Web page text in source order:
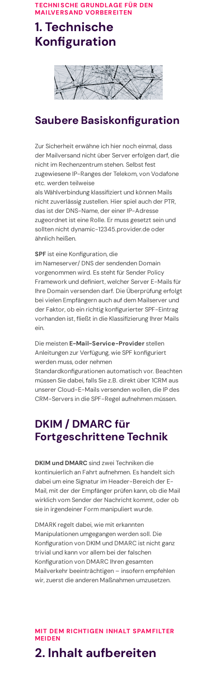
TECHNISCHE GRUNDLAGE FÜR DEN
MAILVERSAND VORBEREITEN
1. Technische
Konfiguration
Saubere Basiskonfiguration
Zur Sicherheit erwähne ich hier noch einmal, dass
der Mailversand nicht über Server erfolgen darf, die
nicht im Rechenzentrum stehen. Selbst fest
zugewiesene IP-Ranges der Telekom, von Vodafone
etc. werden teilweise
als Wählverbindung klassifiziert und können Mails
nicht zuverlässig zustellen. Hier spiel auch der PTR,
das ist der DNS-Name, der einer IP-Adresse
zugeordnet ist eine Rolle. Er muss gesetzt sein und
sollten nicht dynamic-12345.provider.de oder
ähnlich heißen.
SPF ist eine Konfiguration, die
im Nameserver/ DNS der sendenden Domain
vorgenommen wird. Es steht für Sender Policy
Framework und definiert, welcher Server E-Mails für
Ihre Domain versenden darf. Die Überprüfung erfolgt
bei vielen Empfängern auch auf dem Mailserver und
der Faktor, ob ein richtig konfigurierter SPF-Eintrag
vorhanden ist, fließt in die Klassifizierung Ihrer Mails
ein.
Die meisten E-Mail-Service-Providerstellen
Anleitungen zur Verfügung, wie SPF konfiguriert
werden muss, oder nehmen
Standardkonfigurationen automatisch vor. Beachten
müssen Sie dabei, falls Sie z.B. direkt über 1CRM aus
unserer Cloud-E-Mails versenden wollen, die IP des
CRM-Servers in die SPF-Regel aufnehmen müssen.
DKIM / DMARC für
Fortgeschrittene Technik
DKIM und DMARCsind zwei Techniken die
kontinuierlich an Fahrt aufnehmen. Es handelt sich
dabei um eine Signatur im Header-Bereich der E-
Mail, mit der der Empfänger prüfen kann, ob die Mail
wirklich vom Sender der Nachricht kommt, oder ob
sie in irgendeiner Form manipuliert wurde.
DMARK regelt dabei, wie mit erkannten
Manipulationen umgegangen werden soll. Die
Konfiguration von DKIM und DMARC ist nicht ganz
trivial und kann vor allem bei der falschen
Konfiguration von DMARC Ihren gesamten
Mailverkehr beeinträchtigen – insofern empfehlen
wir, zuerst die anderen Maßnahmen umzusetzen.
MIT DEM RICHTIGEN INHALT SPAMFILTER
MEIDEN
2. Inhalt aufbereiten